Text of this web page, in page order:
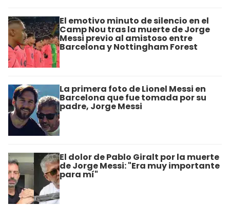
El emotivo minuto de silencio en el
Camp Nou tras la muerte de Jorge
Messi previo al amistoso entre
Barcelona y Nottingham Forest
La primera foto de Lionel Messi en
Barcelona que fue tomada por su
padre, Jorge Messi
El dolor de Pablo Giralt por la muerte
de Jorge Messi: "Era muy importante
para mí"